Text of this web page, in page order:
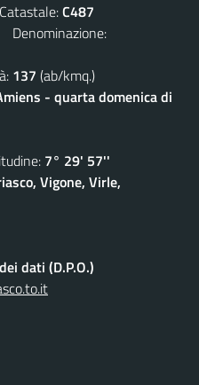
C487
Denominazione:
137 (ab/kmq.)
- quarta domenica di
7° 29' 57''
Vigone, Virle,
dati (D.P.O.)